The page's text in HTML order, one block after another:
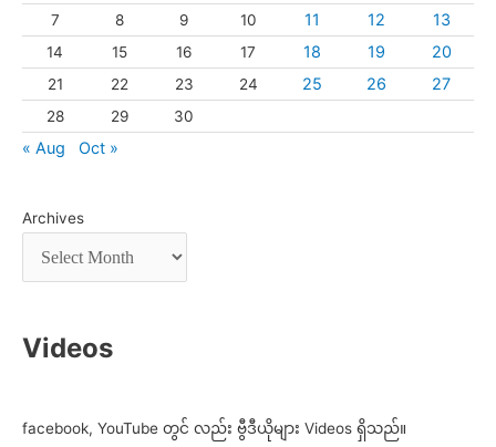
7 8 9 10 11 12 13
14 15 16 17 18 19 20
21 22 23 24 25 26 27
28 29 30
« Aug Oct »
Archives
Videos
facebook, YouTube တွင် လည်း ဗွီဒီယိုများ Videos ရှိသည်။